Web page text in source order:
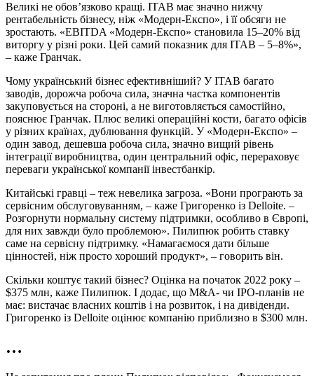
Великі не обов’язково кращі. ITAB має значно нижчу
рентабельність бізнесу, ніж «Модерн‑Експо», і її обсяги не
зростають. «EBITDA «Модерн‑Експо» становила 15–20% від
виторгу у різні роки. Цей самий показник для ITAB – 5–8%»,
– каже Гранчак.
Чому український бізнес ефективніший? У ITAB багато
заводів, дорожча робоча сила, значна частка компонентів
закуповується на стороні, а не виготовляється самостійно,
пояснює Гранчак. Плюс великі операційні кости, багато офісів
у різних країнах, дублювання функцій. У «Модерн‑Експо» –
один завод, дешевша робоча сила, значно вищий рівень
інтеграціївиробництва, один центральний офіс, перераховує
переваги української компанії інвестбанкір.
Китайські гравці – теж невелика загроза. «Вони програють за
сервісним обслуговуванням, – каже Григоренко із Delloite. –
Розгорнути нормальну систему підтримки, особливо в Європі,
для них завжди було проблемою». Пилипюк робить ставку
саме на сервісну підтримку. «Намагаємося дати більше
цінностей, ніж просто хороший продукт», – говорить він.
Скільки коштує такий бізнес? Оцінка на початок 2022 року –
$375 млн, каже Пилипюк. І додає, що M&A‑ чи IPO‑планів не
має: вистачає власних коштів і на розвиток, і на дивіденди.
Григоренко із Delloite оцінює компанію приблизно в $300 млн.
…